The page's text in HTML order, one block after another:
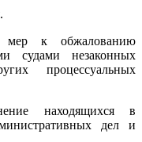
мер к обжалованию
судами незаконных
процессуальных
находящихся в
дел и